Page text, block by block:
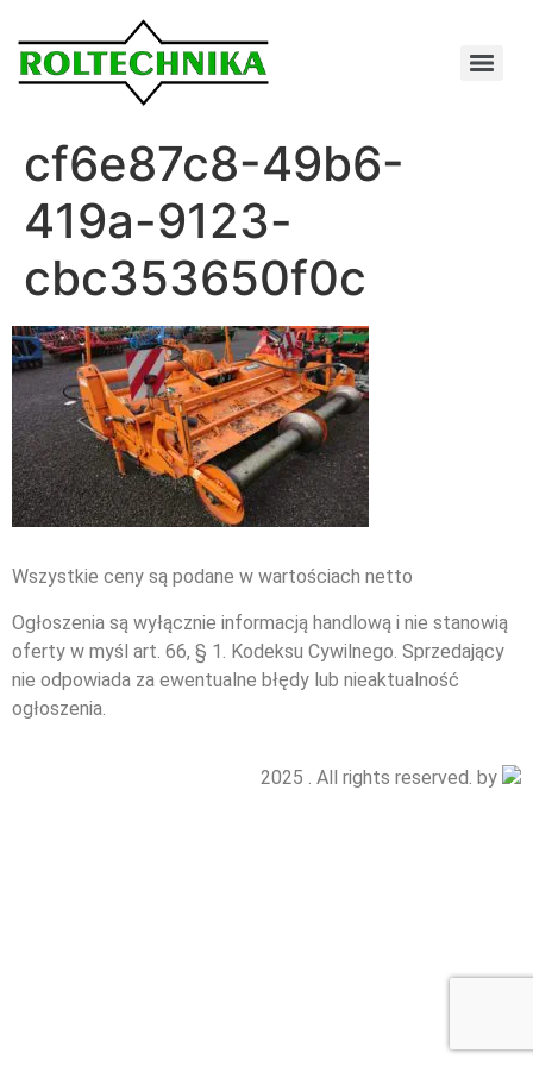
cf6e87c8-49b6-
419a-9123-
cbc353650f0c
Wszystkie ceny są podane w wartościach netto
Ogłoszenia są wyłącznie informacją handlową i nie stanowią
oferty w myśl art. 66, § 1. Kodeksu Cywilnego. Sprzedający
nie odpowiada za ewentualne błędy lub nieaktualność
ogłoszenia.
2025 . All rights reserved. by